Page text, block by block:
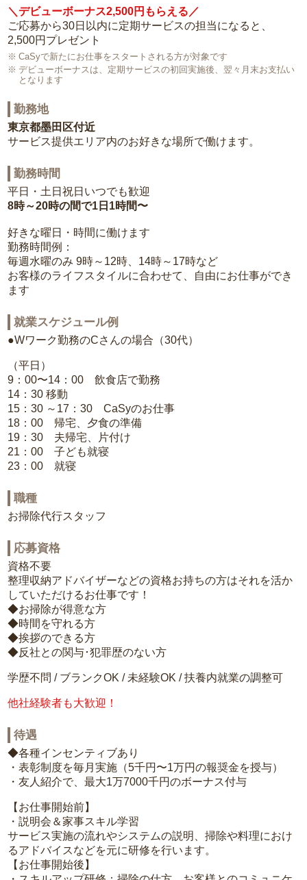
＼デビューボーナス2,500円もらえる／
ご応募から30日以内に定期サービスの担当になると、
2,500円プレゼント
CaSyで新たにお仕事をスタートされる方が対象です
デビューボーナスは、定期サービスの初回実施後、翌々月末お支払い
となります
勤務地
東京都墨田区付近
サービス提供エリア内のお好きな場所で働けます。
勤務時間
平日・土日祝日いつでも歓迎
8時～20時の間で1日1時間〜
好きな曜日・時間に働けます
勤務時間例：
毎週水曜のみ 9時～12時、14時～17時など
お客様のライフスタイルに合わせて、自由にお仕事ができ
ます
就業スケジュール例
●Wワーク勤務のCさんの場合（30代）
（平日）
9：00〜14：00 飲食店で勤務
14：30 移動
15：30 ～17：30 CaSyのお仕事
18：00 帰宅、夕食の準備
19：30 夫帰宅、片付け
21：00 子ども就寝
23：00 就寝
職種
お掃除代行スタッフ
応募資格
資格不要
整理収納アドバイザーなどの資格お持ちの方はそれを活か
していただけるお仕事です！
◆お掃除が得意な方
◆時間を守れる方
◆挨拶のできる方
◆反社との関与･犯罪歴のない方
学歴不問 / ブランクOK / 未経験OK / 扶養内就業の調整可
他社経験者も大歓迎！
待遇
◆各種インセンティブあり
・表彰制度を毎月実施（5千円〜1万円の報奨金を授与）
・友人紹介で、最大1万7000千円のボーナス付与
【お仕事開始前】
・説明会＆家事スキル学習
サービス実施の流れやシステムの説明、掃除や料理におけ
るアドバイスなどを元に研修を行います。
【お仕事開始後】